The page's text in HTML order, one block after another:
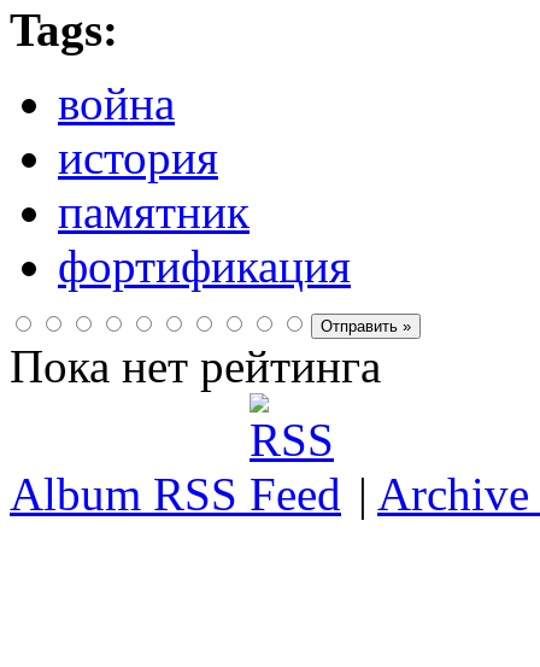
Tags:
война
история
памятник
фортификация
Пока нет рейтинга
Album RSS |